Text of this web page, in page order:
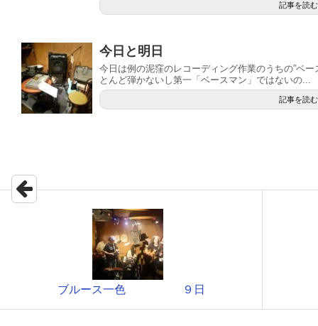
記事を読む
今日と明日
今日は例の泥窪のレコーディング作業のうちの”ベ
とんど弾かないし第一「ベースマン」ではないの...
記事を読む
ブルース一色 ９日